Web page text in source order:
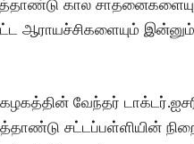
கால
ஆராயச்சிகளையும்
வேந்தர்
சட்டப்பள்ளியின்